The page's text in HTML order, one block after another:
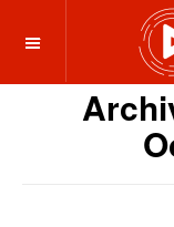
OFF CANVAS